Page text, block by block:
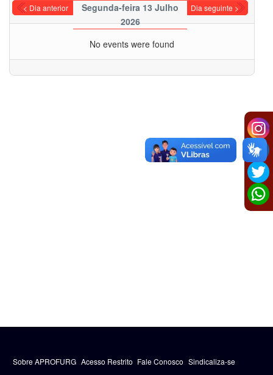
< Dia anterior
Segunda-feira 13 Julho
2026
Dia seguinte >
No events were found
Sobre APROFURG Acesso Restrito Fale Conosco Sindicaliza-se